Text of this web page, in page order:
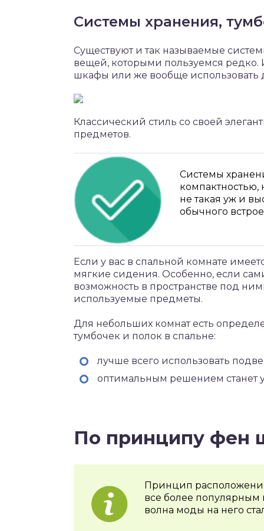
Системы хранения,
Существуют и так называемые
вещей, которыми пользуемся редко.
шкафы или же вообще использовать
Классический стиль со своей
предметов.
Системы
не такая уж и
обычного
Если у вас в спальной комнате
мягкие сидения. Особенно, если
возможность в пространстве под
используемые предметы.
Для небольших комнат есть
тумбочек и полок в спальне:
лучше всего использовать
оптимальным решением станет
По принципу фен
Принцип
все более популярным
волна моды на него